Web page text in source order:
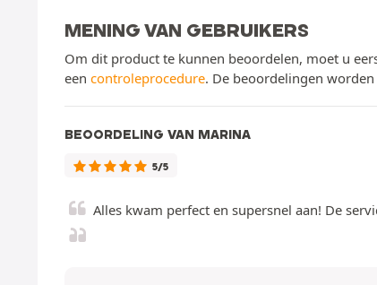
MENING VAN GEBRUIKERS
Om dit product te kunnen beoordelen, moet u
een controleprocedure. De beoordelingen
BEOORDELING VAN MARINA
5/5
Alles kwam perfect en supersnel aan! De